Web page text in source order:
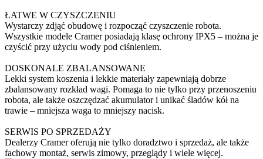
ŁATWE W CZYSZCZENIU
Wystarczy zdjąć obudowę i rozpocząć czyszczenie robota.
Wszystkie modele Cramer posiadają klasę ochrony IPX5 – można je
czyścić przy użyciu wody pod ciśnieniem.
DOSKONALE ZBALANSOWANE
Lekki system koszenia i lekkie materiały zapewniają dobrze
zbalansowany rozkład wagi. Pomaga to nie tylko przy przenoszeniu
robota, ale także oszczędzać akumulator i unikać śladów kół na
trawie – mniejsza waga to mniejszy nacisk.
SERWIS PO SPRZEDAŻY
Dealerzy Cramer oferują nie tylko doradztwo i sprzedaż, ale także
fachowy montaż, serwis zimowy, przeglądy i wiele więcej.